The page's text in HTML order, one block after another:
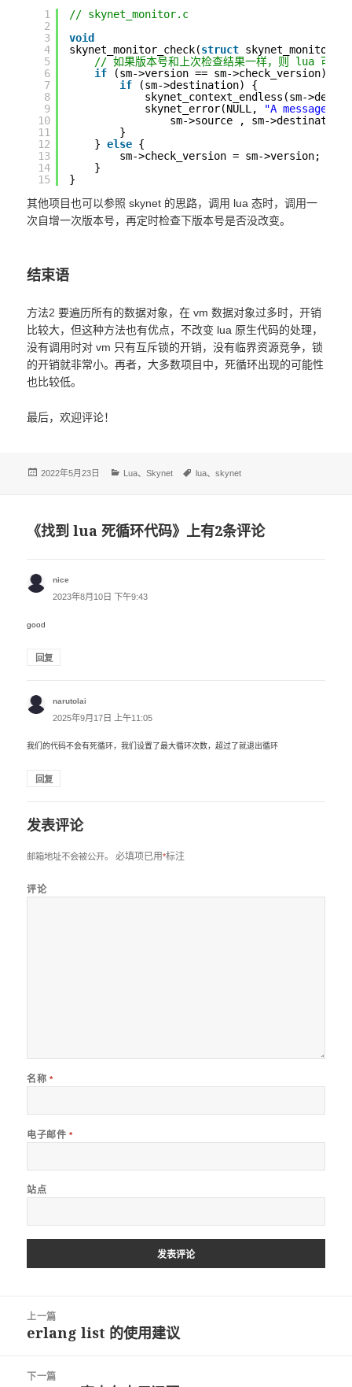
1
2
3
4
5
6
7
8
9
10
11
12
13
14
15
// skynet_monitor.c
void
skynet_monitor_check(struct skynet_monitor
// 如果版本号和上次检查结果一样，则 lua 可能
if
(sm->version == sm->check_version) {
if
(sm->destination) {
skynet_context_endless(sm-
skynet_error(NULL, "A message
sm->source , sm-
}
} else {
sm->check_version = sm->version;
}
}
其他项目也可以参照 skynet 的思路，调用 lua 态时，调用一
次自增一次版本号，再定时检查下版本号是否没改变。
结束语
方法2 要遍历所有的数据对象，在 vm 数据对象过多时，开销
比较大，但这种方法也有优点，不改变 lua 原生代码的处理，
没有调用时对 vm 只有互斥锁的开销，没有临界资源竞争，锁
的开销就非常小。再者，大多数项目中，死循环出现的可能性
也比较低。
最后，欢迎评论！
发
2022年5月23日
分Lua、 Skynet
标
lua、skynet
《找到 lua 死循环代码》上有2条评论
nice
道：
2023年8月10日 下午9:43
good
回复
narutolai
道：
2025年9月17日 上午11:05
我们的代码不会有死循环，我们设置了最大循环次数，超过了就退出循环
回复
发表评论
邮箱地址不会被公开。 必填项已用*标注
评论
名称 *
电子邮件 *
站点
上一篇
上
erlang list 的使用建议
下一篇